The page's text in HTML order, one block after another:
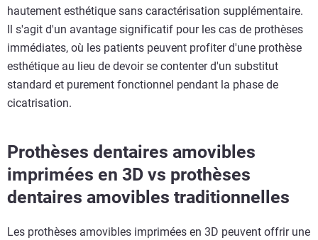
hautement esthétique sans caractérisation supplémentaire.
Il s'agit d'un avantage significatif pour les cas de prothèses
immédiates, où les patients peuvent profiter d'une prothèse
esthétique au lieu de devoir se contenter d'un substitut
standard et purement fonctionnel pendant la phase de
cicatrisation.
Prothèses dentaires amovibles
imprimées en 3D vs prothèses
dentaires amovibles traditionnelles
Les prothèses amovibles imprimées en 3D peuvent offrir une